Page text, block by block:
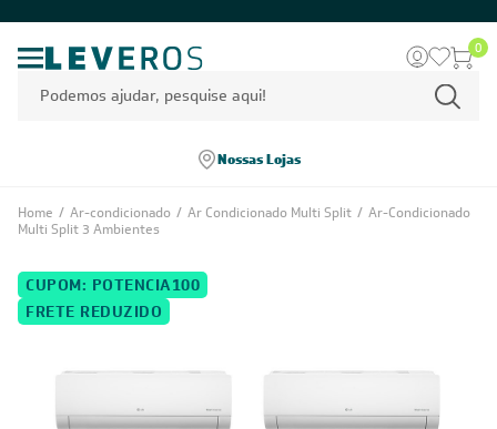
0
Nossas Lojas
Home / Ar-condicionado / Ar Condicionado Multi Split / Ar-Condicionado
Multi Split 3 Ambientes
CUPOM: POTENCIA100
FRETE REDUZIDO